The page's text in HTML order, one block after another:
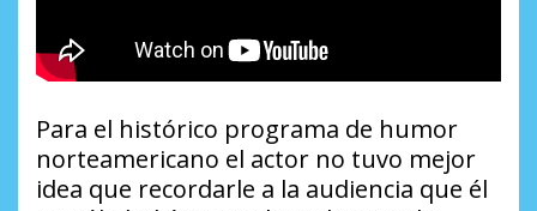
Para el histórico programa de humor
norteamericano el actor no tuvo mejor
idea que recordarle a la audiencia que él